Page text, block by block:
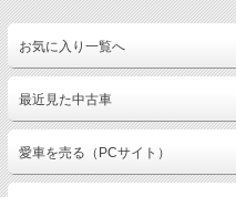
お気に入り一覧へ
最近見た中古車
愛車を売る（PCサイト）